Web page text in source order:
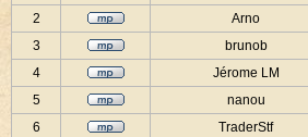
2
Arno
3
brunob
4
Jérome LM
5
nanou
6
TraderStf